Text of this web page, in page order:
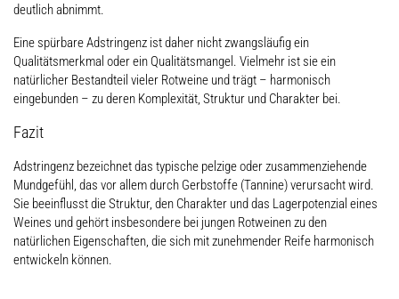
deutlich abnimmt.
Eine spürbare Adstringenz ist daher nicht zwangsläufig ein
Qualitätsmerkmal oder ein Qualitätsmangel. Vielmehr ist sie ein
natürlicher Bestandteil vieler Rotweine und trägt – harmonisch
eingebunden – zu deren Komplexität, Struktur und Charakter bei.
Fazit
Adstringenz bezeichnet das typische pelzige oder zusammenziehende
Mundgefühl, das vor allem durch Gerbstoffe (Tannine) verursacht wird.
Sie beeinflusst die Struktur, den Charakter und das Lagerpotenzial eines
Weines und gehört insbesondere bei jungen Rotweinen zu den
natürlichen Eigenschaften, die sich mit zunehmender Reife harmonisch
entwickeln können.